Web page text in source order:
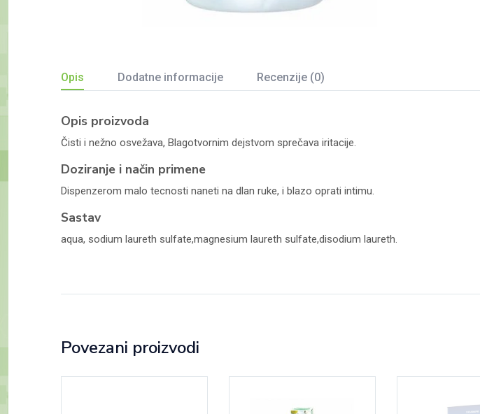
Opis Dodatne informacije Recenzije (0)
Opis proizvoda
Čisti i nežno osvežava, Blagotvornim dejstvom sprečava iritacije.
Doziranje i način primene
Dispenzerom malo tecnosti naneti na dlan ruke, i blazo oprati intimu.
Sastav
aqua, sodium laureth sulfate,magnesium laureth sulfate,disodium laureth.
Povezani proizvodi